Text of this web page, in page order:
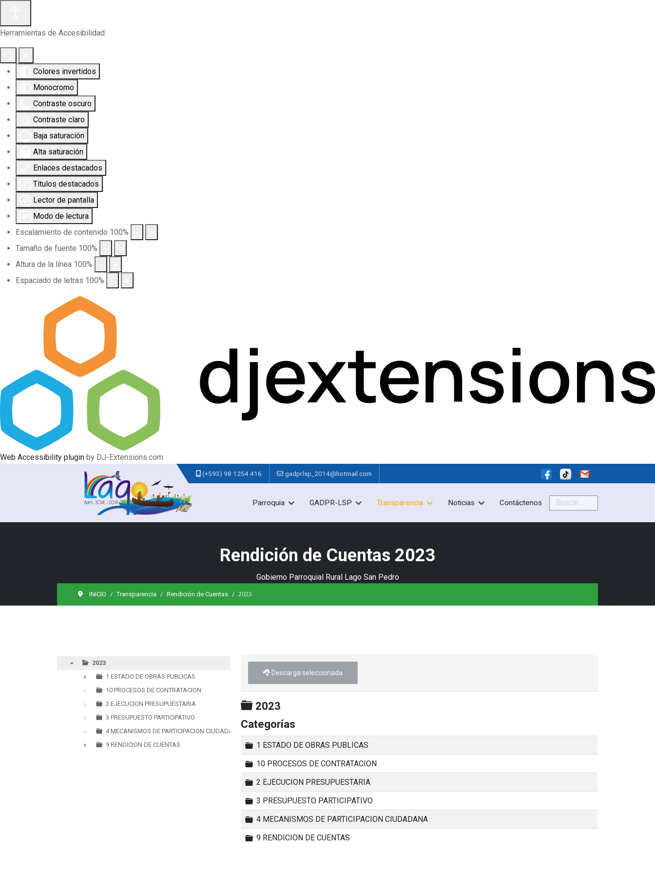
Herramientas de Accesibilidad
Colores invertidos
Monocromo
Contraste oscuro
Contraste claro
Baja saturación
Alta saturación
Enlaces destacados
Títulos destacados
Lector de pantalla
Modo de lectura
Escalamiento de contenido 100%
Tamaño de fuente 100%
Altura de la línea 100%
Espaciado de letras 100%
Web Accessibility plugin by DJ-Extensions.com
(+593) 98 1254 416 gadprlsp_2014@hotmail.com
Parroquia GADPR-LSP Transparencia Noticias Contáctenos Buscar
Rendición de Cuentas 2023
Gobierno Parroquial Rural Lago San Pedro
INICIO Transparencia Rendición de Cuentas 2023
2023
►
1 ESTADO DE OBRAS PUBLICAS
10 PROCESOS DE CONTRATACION
2 EJECUCION PRESUPUESTARIA
3 PRESUPUESTO PARTICIPATIVO
4 MECANISMOS DE PARTICIPACION CIUDADANA
9 RENDICION DE CUENTAS
Descarga seleccionada
Carpeta
2023
Categorías
Carpeta
1 ESTADO DE OBRAS PUBLICAS
Carpeta
10 PROCESOS DE CONTRATACION
Carpeta
2 EJECUCION PRESUPUESTARIA
Carpeta
3 PRESUPUESTO PARTICIPATIVO
Carpeta
4 MECANISMOS DE PARTICIPACION CIUDADANA
Carpeta
9 RENDICION DE CUENTAS